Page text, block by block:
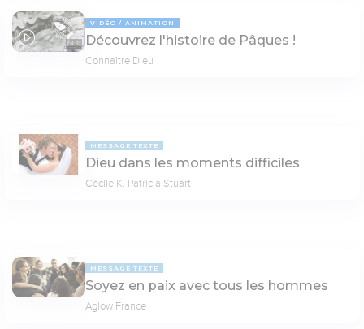
04:31
VIDÉO ANIMATION
Découvrez l'histoire de Pâques !
Connaître Dieu
MESSAGE TEXTE
Dieu dans les moments difficiles
Cécile K. Patricia Stuart
MESSAGE TEXTE
Soyez en paix avec tous les hommes
Aglow France